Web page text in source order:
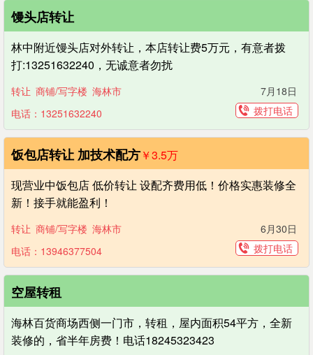
馒头店转让
林中附近馒头店对外转让，本店转让费5万元，有意者拨
打:13251632240，无诚意者勿扰
转让 商铺/写字楼 海林市
7月18日
电话：13251632240
拨打电话
饭包店转让 加技术配方￥3.5万
现营业中饭包店 低价转让 设配齐费用低！价格实惠装修全
新！接手就能盈利！
转让 商铺/写字楼 海林市
6月30日
电话：13946377504
拨打电话
空屋转租
海林百货商场西侧一门市，转租，屋内面积54平方，全新
装修的，省半年房费！电话18245323423